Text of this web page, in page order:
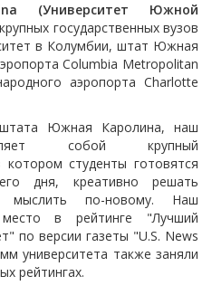
(Университет Южной
государственных вузов
в Колумбии, штат Южная
Columbia Metropolitan
аэропорта Charlotte
Южная Каролина, наш
собой крупный
котором студенты готовятся
дня, креативно решать
мыслить по-новому. Наш
в рейтинге "Лучший
по версии газеты "U.S. News
университета также заняли
рейтингах.